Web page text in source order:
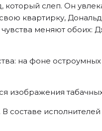
слеп. Он
квартирку,
меняют обоих:
на фоне
изображения
В составе